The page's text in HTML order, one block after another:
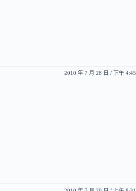
2010 年 7 月 28 日 / 下午 4:45